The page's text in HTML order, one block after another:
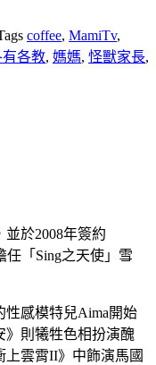
coffee, MamiTv,
有各教, 媽媽, 怪獸家長,
於2008年簽約
「Sing之天使」雪
性感模特兒Aima開始
》則犧牲色相扮演醜
上雲霄II》中飾演馬國